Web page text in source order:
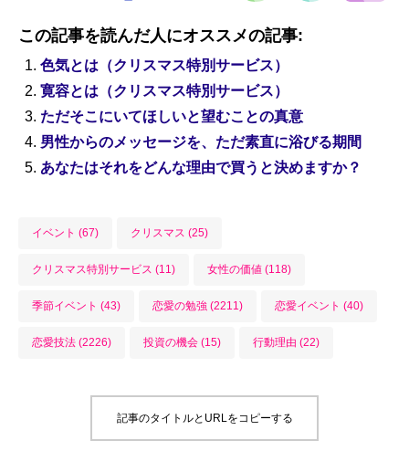
この記事を読んだ人にオススメの記事:
色気とは（クリスマス特別サービス）
寛容とは（クリスマス特別サービス）
ただそこにいてほしいと望むことの真意
男性からのメッセージを、ただ素直に浴びる期間
あなたはそれをどんな理由で買うと決めますか？
イベント (67) クリスマス (25)
クリスマス特別サービス (11) 女性の価値 (118)
季節イベント (43) 恋愛の勉強 (2211) 恋愛イベント (40)
恋愛技法 (2226) 投資の機会 (15) 行動理由 (22)
記事のタイトルとURLをコピーする